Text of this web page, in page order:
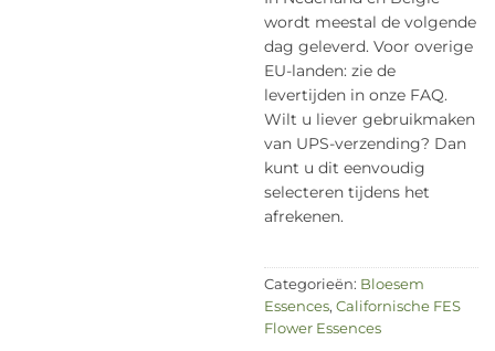
wordt meestal de volgende
dag geleverd. Voor overige
EU-landen: zie de
levertijden in onze FAQ.
Wilt u liever gebruikmaken
van UPS-verzending? Dan
kunt u dit eenvoudig
selecteren tijdens het
afrekenen.
Categorieën: Bloesem
Essences, Californische FES
Flower Essences